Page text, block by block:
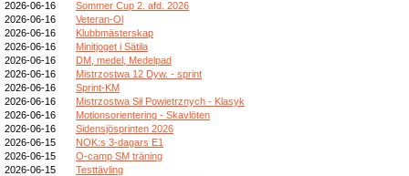
2026-06-16
Sommer Cup 2. afd. 2026
2026-06-16
Veteran-Ol
2026-06-16
Klubbmästerskap
2026-06-16
Minitjoget i Sätila
2026-06-16
DM, medel, Medelpad
2026-06-16
Mistrzostwa 12 Dyw. - sprint
2026-06-16
Sprint-KM
2026-06-16
Mistrzostwa Sił Powietrznych - Klasyk
2026-06-16
Motionsorientering - Skavlöten
2026-06-16
Sidensjösprinten 2026
2026-06-15
NOK:s 3-dagars E1
2026-06-15
O-camp SM träning
2026-06-15
Testtävling